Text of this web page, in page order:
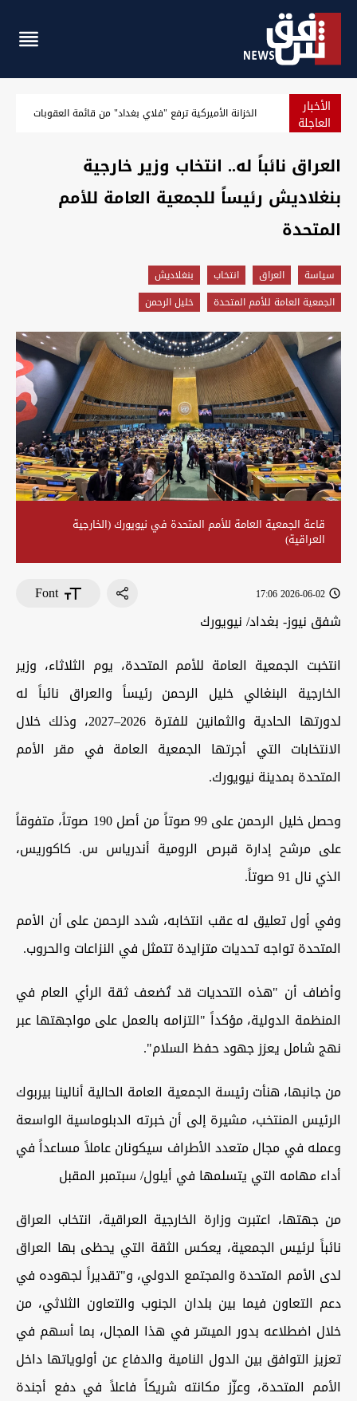
الأخبار
العاجلة توصية باكستانية لتعزيز العلاقة مع العراق إثر "دوره الإقليمي
العراق نائباً له.. انتخاب وزير خارجية
بنغلاديش رئيساً للجمعية العامة للأمم
المتحدة
سیاسة العراق انتخاب
بنغلاديش
الجمعية العامة للأمم المتحدة
خليل الرحمن
قاعة الجمعية العامة للأمم المتحدة في نيويورك (الخارجية
العراقية)
2026-06-02 17:06
Font
شفق نيوز- بغداد/ نيويورك
انتخبت الجمعية العامة للأمم المتحدة، يوم الثلاثاء، وزير
الخارجية البنغالي خليل الرحمن رئيساً والعراق نائباً له
لدورتها الحادية والثمانين للفترة 2026–2027، وذلك خلال
الانتخابات التي أجرتها الجمعية العامة في مقر الأمم
المتحدة بمدينة نيويورك.
وحصل خليل الرحمن على 99 صوتاً من أصل 190 صوتاً، متفوقاً
على مرشح إدارة قبرص الرومية أندرياس س. كاكوريس،
الذي نال 91 صوتاً.
وفي أول تعليق له عقب انتخابه، شدد الرحمن على أن الأمم
المتحدة تواجه تحديات متزايدة تتمثل في النزاعات والحروب.
وأضاف أن "هذه التحديات قد تُضعف ثقة الرأي العام في
المنظمة الدولية، مؤكداً "التزامه بالعمل على مواجهتها عبر
نهج شامل يعزز جهود حفظ السلام".
من جانبها، هنأت رئيسة الجمعية العامة الحالية أنالينا بيربوك
الرئيس المنتخب، مشيرة إلى أن خبرته الدبلوماسية الواسعة
وعمله في مجال متعدد الأطراف سيكونان عاملاً مساعداً في
أداء مهامه التي يتسلمها في أيلول/ سبتمبر المقبل
من جهتها، اعتبرت وزارة الخارجية العراقية، انتخاب العراق
نائباً لرئيس الجمعية، يعكس الثقة التي يحظى بها العراق
لدى الأمم المتحدة والمجتمع الدولي، و"تقديراً لجهوده في
دعم التعاون فيما بين بلدان الجنوب والتعاون الثلاثي، من
خلال اضطلاعه بدور الميسّر في هذا المجال، بما أسهم في
تعزيز التوافق بين الدول النامية والدفاع عن أولوياتها داخل
الأمم المتحدة، وعزّز مكانته شريكاً فاعلاً في دفع أجندة